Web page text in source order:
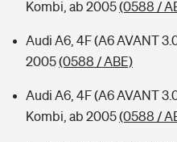
Kombi, ab 2005(0588 /
Audi A6, 4F (A6 AVANT
2005(0588 / ABE)
Audi A6, 4F (A6 AVANT
Kombi, ab 2005(0588 /